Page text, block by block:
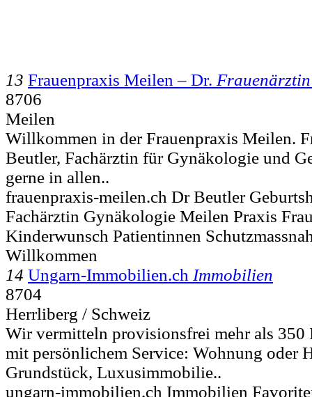
13 Frauenpraxis Meilen – Dr.
8706
Meilen
Willkommen in der Frauenpraxis Meilen.
Beutler, Fachärztin für Gynäkologie und
gerne in allen..
frauenpraxis-meilen.ch Dr Beutler
Fachärztin Gynäkologie Meilen Praxis
Kinderwunsch Patientinnen
Willkommen
14 Ungarn-Immobilien.ch Immobilien
8704
Herrliberg / Schweiz
Wir vermitteln provisionsfrei mehr als
mit persönlichem Service: Wohnung oder
Grundstück, Luxusimmobilie..
ungarn-immobilien.ch Immobilien